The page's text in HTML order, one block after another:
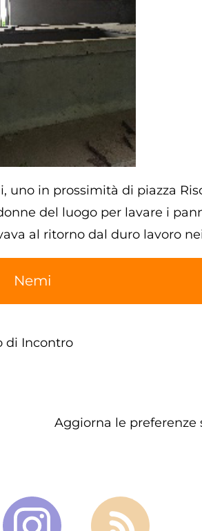
in prossimità di piazza
del luogo per lavare i
al ritorno dal duro lavoro
Nemi
di Incontro
Aggiorna le preferenze